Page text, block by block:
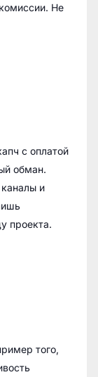
Не
с оплатой
обман.
и
проекта.
того,